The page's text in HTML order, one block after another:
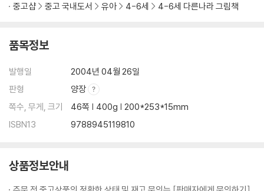
중고샵 중고 국내도서 유아 4-6세 4-6세 다른나라 그림책
품목정보
발행일
2004년 04월 26일
판형
양장
쪽수, 무게, 크기
46쪽 | 400g | 200*253*15mm
ISBN13
9788945119810
상품정보안내